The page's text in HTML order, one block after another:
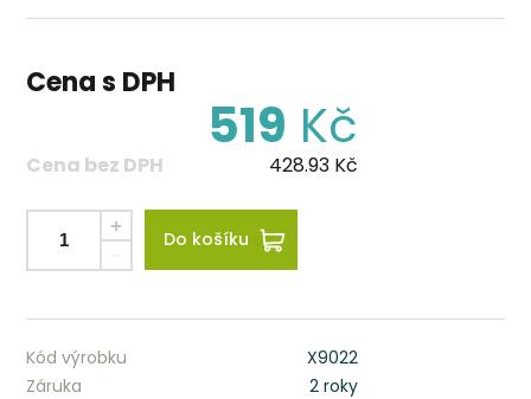
Cena s DPH
519 Kč
Cena bez DPH 428.93 Kč
Do košíku
Kód výrobku
X9022
Záruka
2 roky